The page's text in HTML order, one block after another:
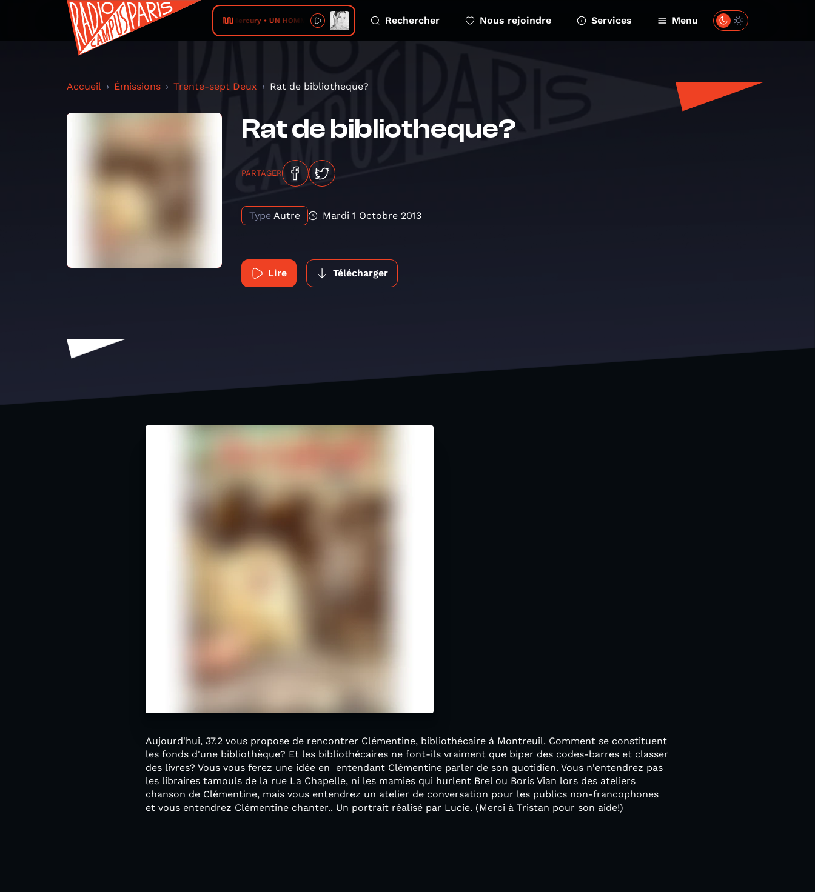
Loa Mercury • UN HOMME ET UNE FEMME Rechercher Nous rejoindre Services Menu
Accueil Émissions Trente-sept Deux Rat de bibliotheque?
Rat de bibliotheque?
PARTAGER
Type Autre Mardi 1 Octobre 2013
Lire Télécharger
Aujourd'hui, 37.2 vous propose de rencontrer Clémentine, bibliothécaire à Montreuil. Comment se constituent
les fonds d'une bibliothèque? Et les bibliothécaires ne font-ils vraiment que biper des codes-barres et classer
des livres? Vous vous ferez une idée en entendant Clémentine parler de son quotidien. Vous n'entendrez pas
les libraires tamouls de la rue La Chapelle, ni les mamies qui hurlent Brel ou Boris Vian lors des ateliers
chanson de Clémentine, mais vous entendrez un atelier de conversation pour les publics non-francophones
et vous entendrez Clémentine chanter.. Un portrait réalisé par Lucie. (Merci à Tristan pour son aide!)